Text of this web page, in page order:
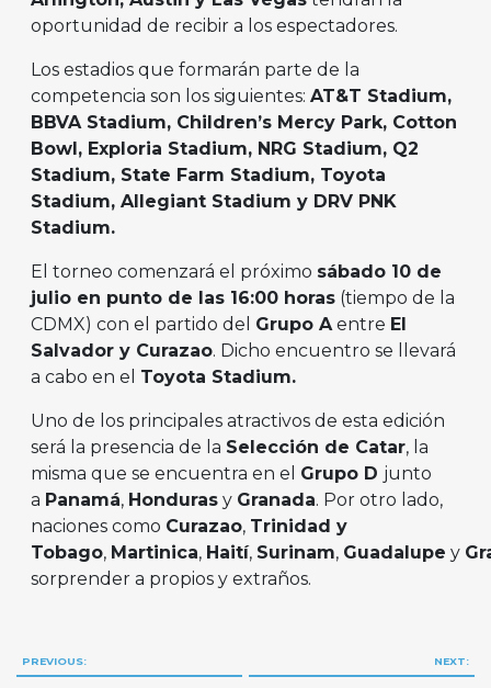
oportunidad de recibir a los espectadores.
Los estadios que formarán parte de la
competencia son los siguientes: AT&T Stadium,
BBVA Stadium, Children’s Mercy Park, Cotton
Bowl, Exploria Stadium, NRG Stadium, Q2
Stadium, State Farm Stadium, Toyota
Stadium, Allegiant Stadium y DRV PNK
Stadium.
El torneo comenzará el próximo sábado 10 de
julio en punto de las 16:00 horas (tiempo de la
CDMX) con el partido del Grupo Aentre El
Salvador y Curazao. Dicho encuentro se llevará
a cabo en el Toyota Stadium.
Uno de los principales atractivos de esta edición
será la presencia de la Selección de Catar, la
misma que se encuentra en el Grupo D junto
a Panamá, Honduras y Granada. Por otro lado,
naciones como Curazao, Trinidad y
Tobago, Martinica, Haití, Surinam, Guadalupe y
sorprender a propios y extraños.
Navegación
PREVIOUS: NEXT: